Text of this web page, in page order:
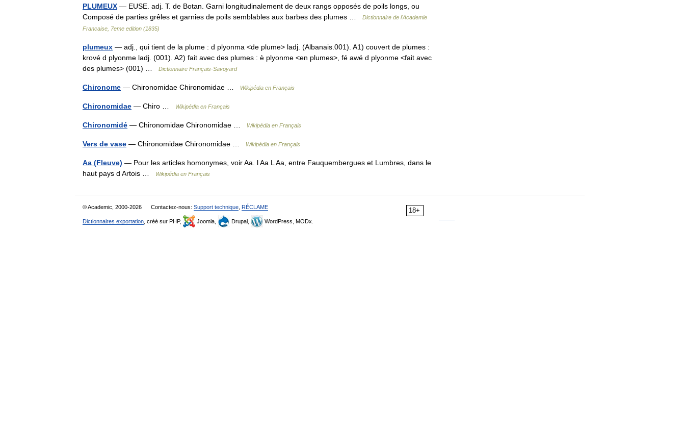
PLUMEUX — EUSE. adj. T. de Botan. Garni longitudinalement de deux rangs opposés de poils longs, ou
Composé de parties grêles et garnies de poils semblables aux barbes des plumes …
Dictionnaire de l'Academie
Francaise, 7eme edition (1835)
plumeux — adj., qui tient de la plume : d plyonma <de plume> ladj. (Albanais.001). A1) couvert de plumes :
krové d plyonme ladj. (001). A2) fait avec des plumes : è plyonme <en plumes>, fé awé d plyonme <fait avec
des plumes> (001) …
Dictionnaire Français-Savoyard
Chironome — Chironomidae Chironomidae … Wikipédia en Français
Chironomidae — Chiro … Wikipédia en Français
Chironomidé — Chironomidae Chironomidae … Wikipédia en Français
Vers de vase — Chironomidae Chironomidae … Wikipédia en Français
Aa (Fleuve) — Pour les articles homonymes, voir Aa. l Aa L Aa, entre Fauquembergues et Lumbres, dans le
haut pays d Artois …
Wikipédia en Français
18+
© Academic, 2000-2026 Contactez-nous: Support technique RÉCLAME
Dictionnaires exportation , créé sur PHP, Joomla, Drupal, WordPress, MODx.